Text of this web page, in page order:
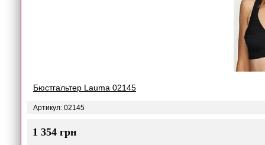
Бюстгальтер Lauma 02145
Артикул: 02145
1 354 грн